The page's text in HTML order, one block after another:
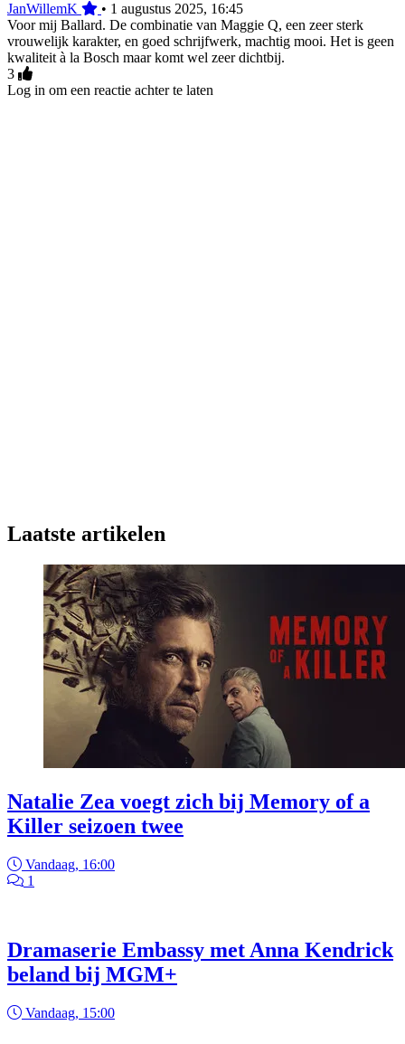
JanWillemK • 1 augustus 2025, 16:45
Voor mij Ballard. De combinatie van Maggie Q, een zeer sterk
vrouwelijk karakter, en goed schrijfwerk, machtig mooi. Het is geen
kwaliteit à la Bosch maar komt wel zeer dichtbij.
3
Log in om een reactie achter te laten
Laatste artikelen
Natalie Zea voegt zich bij Memory of a
Killer seizoen twee
Vandaag, 16:00
1
Dramaserie Embassy met Anna Kendrick
beland bij MGM+
Vandaag, 15:00